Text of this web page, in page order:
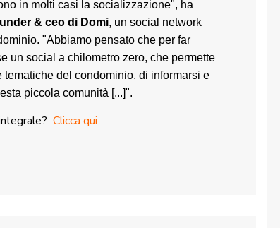
in molti casi la socializzazione", ha
& ceo di Domi, un social network
"Abbiamo pensato che per far
un social a chilometro zero, che permette
del condominio, di informarsi e
piccola comunità [...]".
Clicca qui